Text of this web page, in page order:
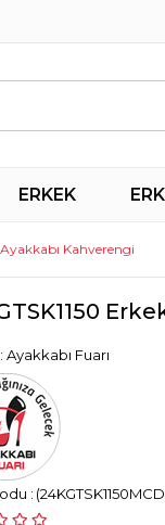
ERKEK
Kahverengi
: Ayakkabı Fuarı